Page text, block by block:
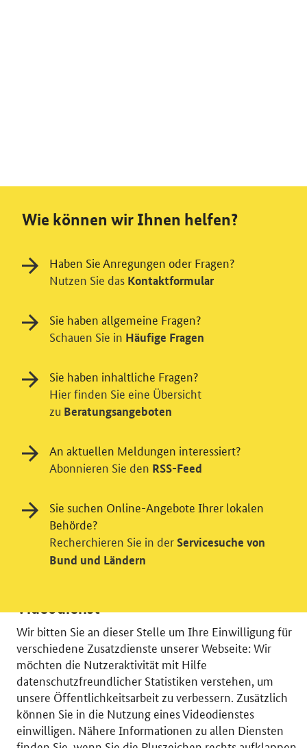
© 2026 Bundesministerium für Wirtschaft und Energie
RSS
Benutzerhinweise
Inhaltsverzeichnis
Impressum
Barrierefreiheit
Datenschutz
Einwilligungsverwaltung
Videodienst
Wir bitten Sie an dieser Stelle um Ihre Einwilligung für
verschiedene Zusatzdienste unserer Webseite: Wir
möchten die Nutzeraktivität mit Hilfe
datenschutzfreundlicher Statistiken verstehen, um
unsere Öffentlichkeitsarbeit zu verbessern. Zusätzlich
können Sie in die Nutzung eines Videodienstes
einwilligen. Nähere Informationen zu allen Diensten
Wie können wir Ihnen helfen?
Haben Sie Anregungen oder Fragen?
Nutzen Sie das Kontaktformular
Sie haben allgemeine Fragen?
Schauen Sie in Häufige Fragen
Sie haben inhaltliche Fragen?
Hier finden Sie eine Übersicht
zu Beratungsangeboten
An aktuellen Meldungen interessiert?
Abonnieren Sie den RSS-Feed
Sie suchen Online-Angebote Ihrer lokalen
Behörde?
Recherchieren Sie in der Servicesuche von
Bund und Ländern